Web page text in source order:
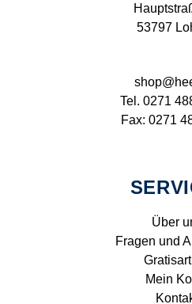
53797
Tel. 0271
Fax: 0271
Über
Fragen und
Mein